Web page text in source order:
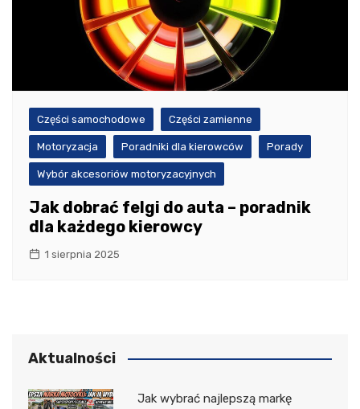
Części samochodowe Części zamienne
Motoryzacja Poradniki dla kierowców Porady
Wybór akcesoriów motoryzacyjnych
Jak dobrać felgi do auta – poradnik
dla każdego kierowcy
1 sierpnia 2025
Aktualności
Jak wybrać najlepszą markę